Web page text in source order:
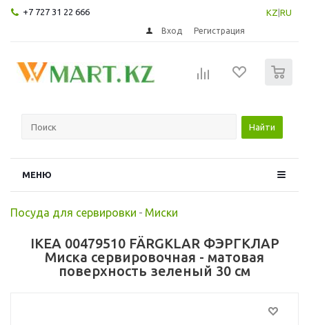
+7 727 31 22 666 KZ RU
Вход Регистрация
Найти
МЕНЮ
Посуда для сервировки - Миски
IKEA 00479510 FÄRGKLAR ФЭРГКЛАР
Миска сервировочная - матовая
поверхность зеленый 30 см